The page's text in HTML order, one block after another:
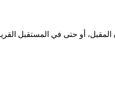
المقبل، أو حتى في المستقبل